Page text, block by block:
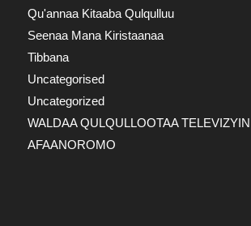
Qu'annaa Kitaaba Qulqulluu
Seenaa Mana Kiristaanaa
Tibbana
Uncategorised
Uncategorized
WALDAA QULQULLOOTAA TELEVIZYINII
AFAANOROMO